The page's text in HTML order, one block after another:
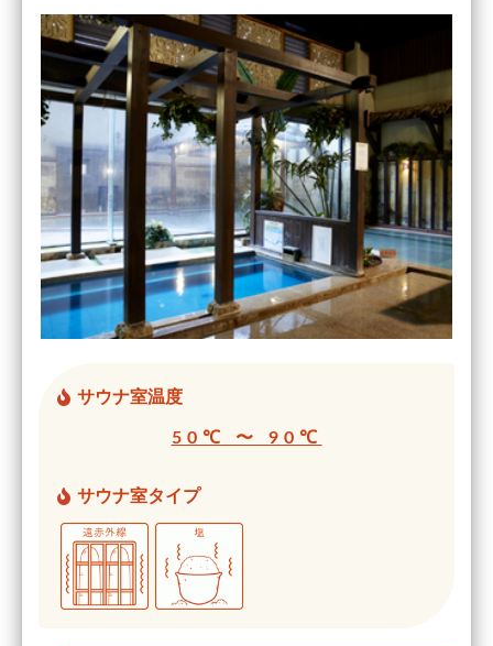
サウナ室温度
50℃ 〜 90℃
サウナ室タイプ